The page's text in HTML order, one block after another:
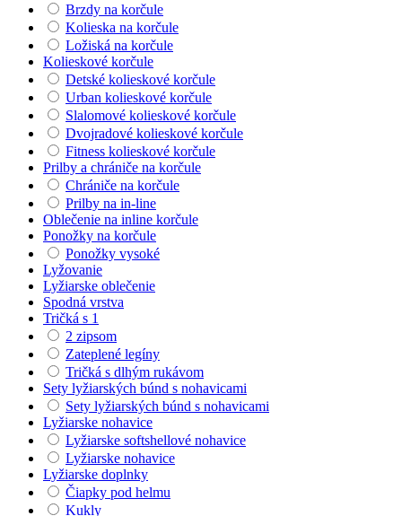
Brzdy na korčule
Kolieska na korčule
Ložiská na korčule
Kolieskové korčule
Detské kolieskové korčule
Urban kolieskové korčule
Slalomové kolieskové korčule
Dvojradové kolieskové korčule
Fitness kolieskové korčule
Prilby a chrániče na korčule
Chrániče na korčule
Prilby na in-line
Oblečenie na inline korčule
Ponožky na korčule
Ponožky vysoké
Lyžovanie
Lyžiarske oblečenie
Spodná vrstva
Tričká s 1
2 zipsom
Zateplené legíny
Tričká s dlhým rukávom
Sety lyžiarských búnd s nohavicami
Sety lyžiarských búnd s nohavicami
Lyžiarske nohavice
Lyžiarske softshellové nohavice
Lyžiarske nohavice
Lyžiarske doplnky
Čiapky pod helmu
Kukly